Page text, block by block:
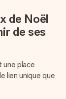
de Noël
de ses
une place
lien unique que